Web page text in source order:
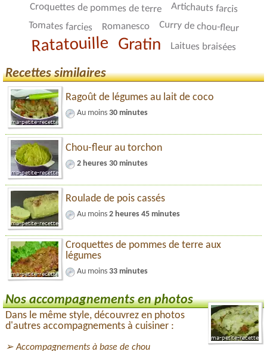
Croquettes de pommes de terre Artichauts farcis
Tomates farcies Romanesco Curry de chou-fleur
Ratatouille Gratin Laitues braisées
Recettes similaires
Ragoût de légumes au lait de coco
Au moins 30 minutes
Chou-fleur au torchon
2 heures 30 minutes
Roulade de pois cassés
Au moins 2 heures 45 minutes
Croquettes de pommes de terre aux
légumes
Au moins 33 minutes
Nos accompagnements en photos
Dans le même style, découvrez en photos
d'autres accompagnements à cuisiner :
Accompagnements à base de chou